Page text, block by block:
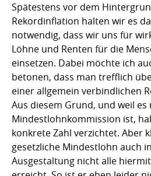
Spätestens vor dem
Rekordinflation halten wir es
notwendig, dass wir uns für
Löhne und Renten für die
einsetzen. Dabei möchte ich
betonen, dass man trefflich
einer allgemein verbindlichen
Aus diesem Grund, und weil
Mindestlohnkommission ist,
konkrete Zahl verzichtet. Aber
gesetzliche Mindestlohn auch
Ausgestaltung nicht alle